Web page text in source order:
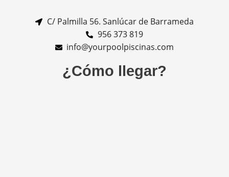
C/ Palmilla 56. Sanlúcar de Barrameda
956 373 819
info@yourpoolpiscinas.com
¿Cómo llegar?